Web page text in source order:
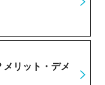
リット・デメ